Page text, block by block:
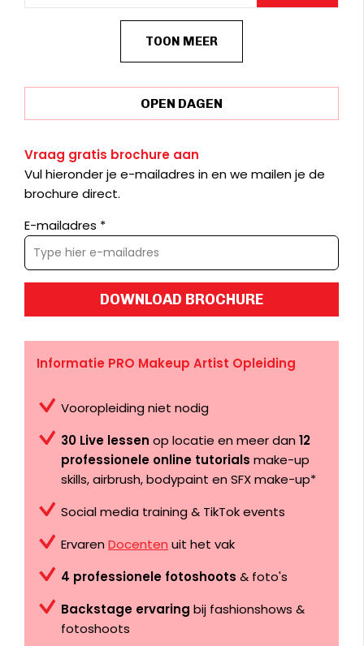
TOON MEER
OPEN DAGEN
Vraag gratis brochure aan
Vul hieronder je e-mailadres in en we mailen je de
brochure direct.
E-mailadres *
DOWNLOAD BROCHURE
Informatie PRO Makeup Artist Opleiding
Vooropleiding niet nodig
30 Live lessen op locatie en meer dan12
professionele online tutorials make-up
skills, airbrush, bodypaint en SFX make-up*
Social media training & TikTok events
ErvarenDocenten uit het vak
4 professionele fotoshoots & foto's
Backstage ervaring bij fashionshows &
fotoshoots